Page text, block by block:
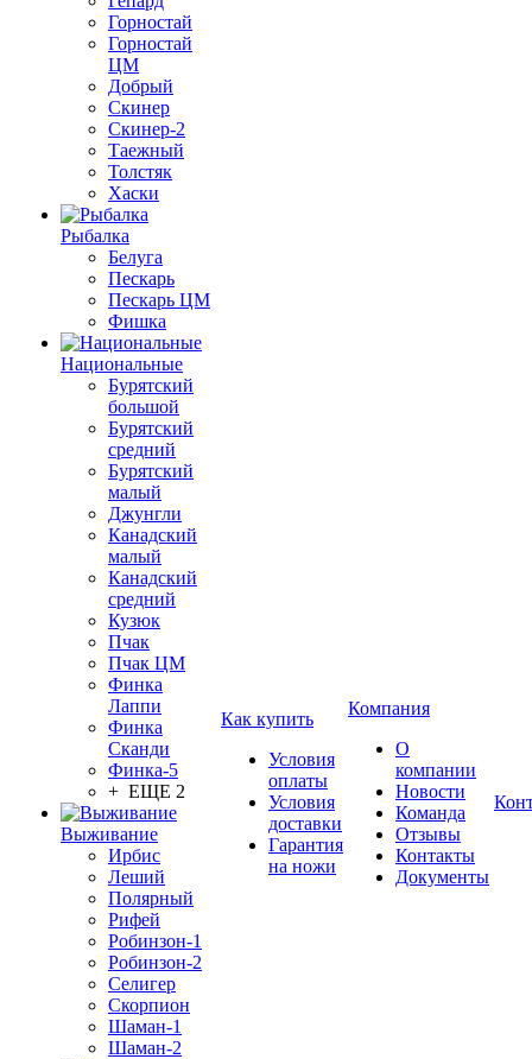
Горностай
Горностай
ЦМ
Добрый
Скинер
Скинер-2
Таежный
Толстяк
Хаски
Рыбалка
Белуга
Пескарь
Пескарь ЦМ
Фишка
Национальные
Бурятский
большой
Бурятский
средний
Бурятский
малый
Джунгли
Канадский
малый
Канадский
средний
Кузюк
Пчак
Пчак ЦМ
Финка
Лаппи
Финка
Сканди
Финка-5
+ ЕЩЕ 2
Выживание
Ирбис
Леший
Полярный
Рифей
Робинзон-1
Робинзон-2
Селигер
Скорпион
Шаман-1
Шаман-2
Как купить
Условия
оплаты
Условия
доставки
Гарантия
на ножи
Компания
О
компании
Новости
Команда
Отзывы
Контакты
Документы